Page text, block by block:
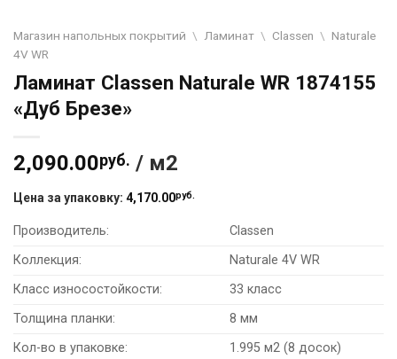
Магазин напольных покрытий \ Ламинат \ Classen \ Naturale
4V WR
Ламинат Classen Naturale WR 1874155
«Дуб Брезе»
2,090.00руб. / м2
Цена за упаковку: 4,170.00руб.
Производитель:
Classen
Коллекция:
Naturale 4V WR
Класс износостойкости:
33 класс
Толщина планки:
8 мм
Кол-во в упаковке:
1.995 м2 (8 досок)